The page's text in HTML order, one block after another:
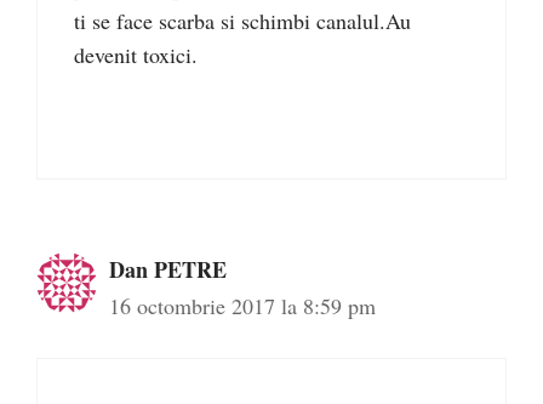
ti se face scarba si schimbi canalul.Au
devenit toxici.
Dan PETRE
16 octombrie 2017 la 8:59 pm